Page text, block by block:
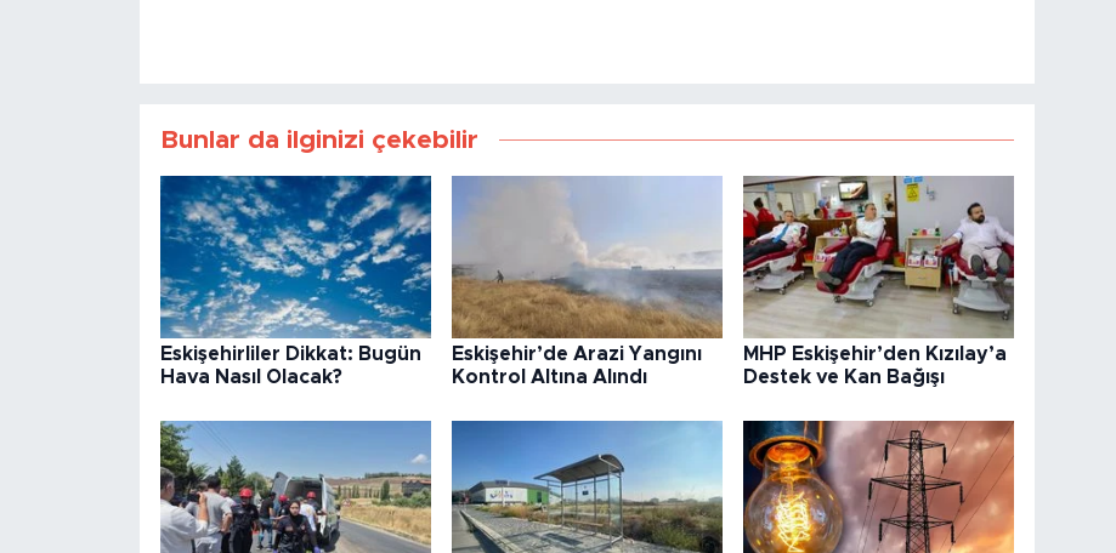
Bunlar da ilginizi çekebilir
Eskişehirliler Dikkat: Bugün
Hava Nasıl Olacak?
Eskişehir’de Arazi Yangını
Kontrol Altına Alındı
MHP Eskişehir’den Kızılay’a
Destek ve Kan Bağışı